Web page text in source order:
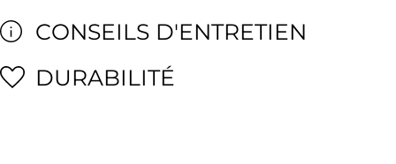
CONSEILS D'ENTRETIEN
DURABILITÉ